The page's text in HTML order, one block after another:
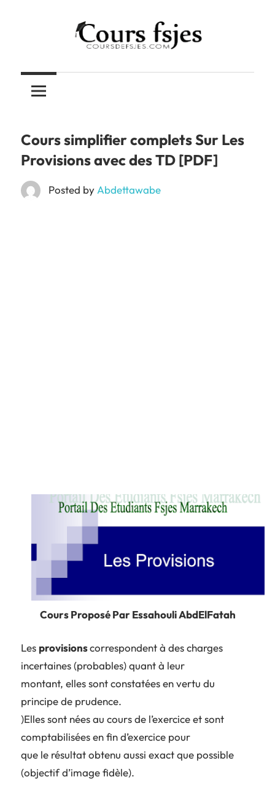
COURS
FSJES
vos
cours
ENCG
Cours simplifier complets Sur Les
Provisions avec des TD [PDF]
Posted by Abdettawabe
Cours Proposé Par Essahouli AbdElFatah
Les provisionscorrespondent à des charges
incertaines (probables) quant à leur
montant, elles sont constatées en vertu du
principe de prudence.
)Elles sont nées au cours de l’exercice et sont
comptabilisées en fin d’exercice pour
que le résultat obtenu aussi exact que possible
(objectif d’image fidèle).